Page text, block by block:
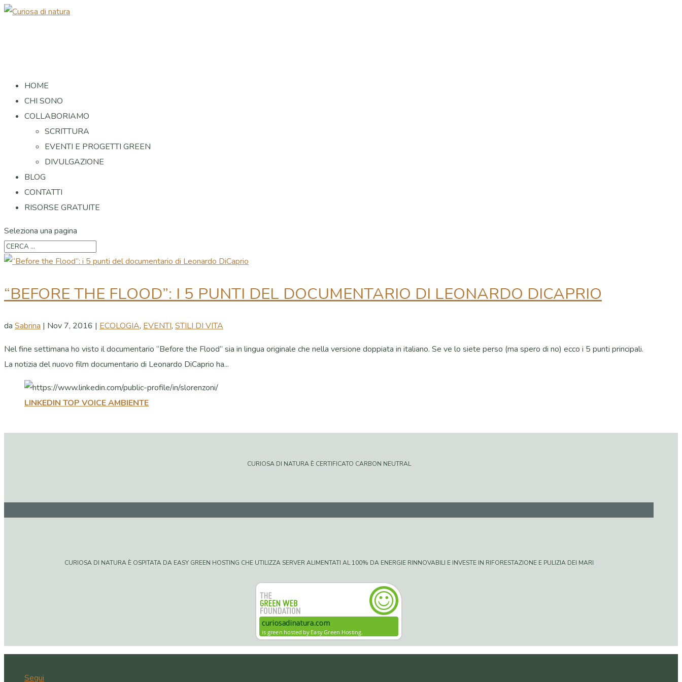
HOME
CHI SONO
COLLABORIAMO
SCRITTURA
EVENTI E PROGETTI GREEN
DIVULGAZIONE
BLOG
CONTATTI
RISORSE GRATUITE
Seleziona una pagina
“BEFORE THE FLOOD”: I 5 PUNTI DEL DOCUMENTARIO DI LEONARDO DICAPRIO
da Sabrina | Nov 7, 2016 | ECOLOGIA, EVENTI, STILI DI VITA
Nel fine settimana ho visto il documentario “Before the Flood” sia in lingua originale che nella versione doppiata in italiano. Se ve lo siete perso (ma spero di no) ecco i 5 punti principali.
La notizia del nuovo film documentario di Leonardo DiCaprio ha...
LINKEDIN TOP VOICE AMBIENTE
CURIOSA DI NATURA È CERTIFICATO CARBON NEUTRAL
CURIOSA DI NATURA È OSPITATA DA EASY GREEN HOSTING CHE UTILIZZA SERVER ALIMENTATI AL 100% DA ENERGIE RINNOVABILI E INVESTE IN RIFORESTAZIONE E PULIZIA DEI MARI
Segui